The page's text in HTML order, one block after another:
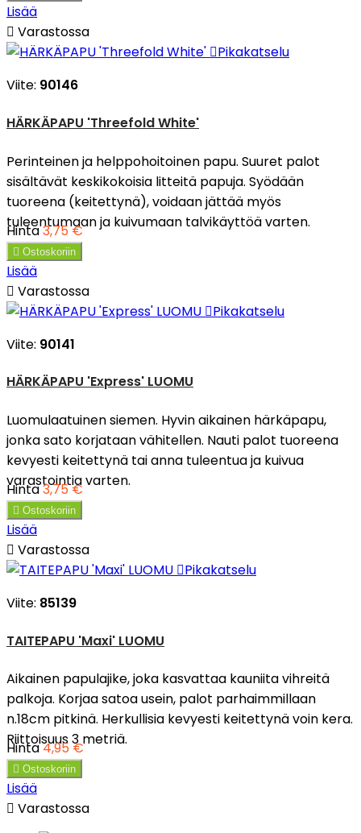
Lisää
 Varastossa
Pikakatselu
Viite: 90146
HÄRKÄPAPU 'Threefold White'
Perinteinen ja helppohoitoinen papu. Suuret palot
sisältävät keskikokoisia litteitä papuja. Syödään
tuoreena (keitettynä), voidaan jättää myös
tuleentumaan ja kuivumaan talvikäyttöä varten.
Hinta3,75 €
 Ostoskoriin
Lisää
 Varastossa
Pikakatselu
Viite: 90141
HÄRKÄPAPU 'Express' LUOMU
Luomulaatuinen siemen. Hyvin aikainen härkäpapu,
jonka sato korjataan vähitellen. Nauti palot tuoreena
kevyesti keitettynä tai anna tuleentua ja kuivua
varastointia varten.
Hinta3,75 €
 Ostoskoriin
Lisää
 Varastossa
Pikakatselu
Viite: 85139
TAITEPAPU 'Maxi' LUOMU
Aikainen papulajike, joka kasvattaa kauniita vihreitä
palkoja. Korjaa satoa usein, palot parhaimmillaan
n.18cm pitkinä. Herkullisia kevyesti keitettynä voin kera.
Riittoisuus 3 metriä.
Hinta4,95 €
 Ostoskoriin
Lisää
 Varastossa